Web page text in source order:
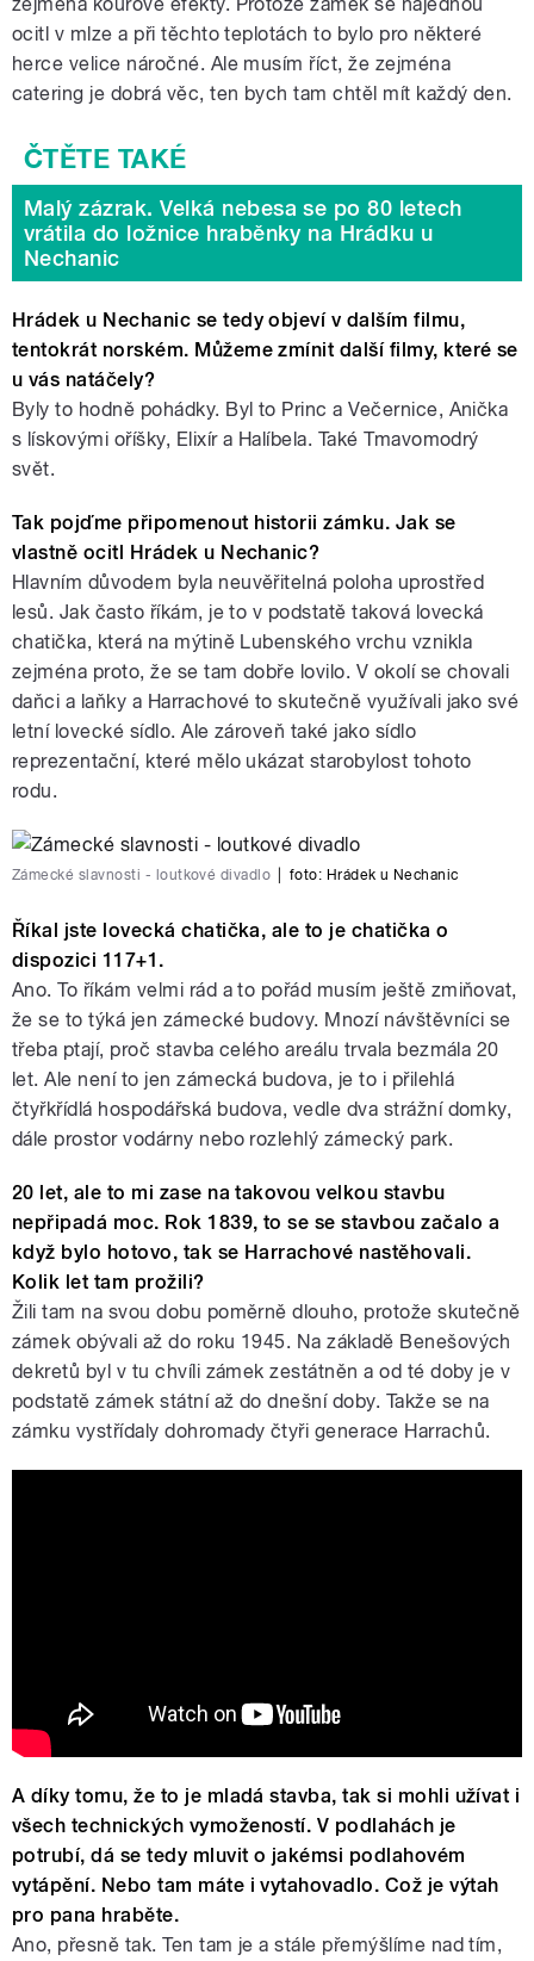
ocitl v mlze a při těchto teplotách to bylo pro některé
herce velice náročné. Ale musím říct, že zejména
catering je dobrá věc, ten bych tam chtěl mít každý den.
Malý zázrak. Velká nebesa se po 80 letech
vrátila do ložnice hraběnky na Hrádku u
Nechanic
Hrádek u Nechanic se tedy objeví v dalším filmu,
tentokrát norském. Můžeme zmínit další filmy, které se
u vás natáčely?
Byly to hodně pohádky. Byl to Princ a Večernice, Anička
s lískovými oříšky, Elixír a Halíbela. Také Tmavomodrý
svět.
Tak pojďme připomenout historii zámku. Jak se
vlastně ocitl Hrádek u Nechanic?
Hlavním důvodem byla neuvěřitelná poloha uprostřed
lesů. Jak často říkám, je to v podstatě taková lovecká
chatička, která na mýtině Lubenského vrchu vznikla
zejména proto, že se tam dobře lovilo. V okolí se chovali
daňci a laňky a Harrachové to skutečně využívali jako své
letní lovecké sídlo. Ale zároveň také jako sídlo
reprezentační, které mělo ukázat starobylost tohoto
rodu.
Zámecké slavnosti - loutkové divadlo foto: Hrádek u Nechanic
Říkal jste lovecká chatička, ale to je chatička o
dispozici 117+1.
Ano. To říkám velmi rád a to pořád musím ještě zmiňovat,
že se to týká jen zámecké budovy. Mnozí návštěvníci se
třeba ptají, proč stavba celého areálu trvala bezmála 20
let. Ale není to jen zámecká budova, je to i přilehlá
čtyřkřídlá hospodářská budova, vedle dva strážní domky,
dále prostor vodárny nebo rozlehlý zámecký park.
20 let, ale to mi zase na takovou velkou stavbu
nepřipadá moc. Rok 1839, to se se stavbou začalo a
když bylo hotovo, tak se Harrachové nastěhovali.
Kolik let tam prožili?
Žili tam na svou dobu poměrně dlouho, protože skutečně
zámek obývali až do roku 1945. Na základě Benešových
dekretů byl v tu chvíli zámek zestátněn a od té doby je v
podstatě zámek státní až do dnešní doby. Takže se na
zámku vystřídaly dohromady čtyři generace Harrachů.
A díky tomu, že to je mladá stavba, tak si mohli užívat i
všech technických vymožeností. V podlahách je
potrubí, dá se tedy mluvit o jakémsi podlahovém
vytápění. Nebo tam máte i vytahovadlo. Což je výtah
pro pana hraběte.
Ano, přesně tak. Ten tam je a stále přemýšlíme nad tím,